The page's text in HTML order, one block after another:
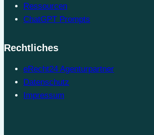
Ressourcen
ChatGPT Prompts
Rechtliches
eRecht24 Agenturpartner
Datenschutz
Impressum